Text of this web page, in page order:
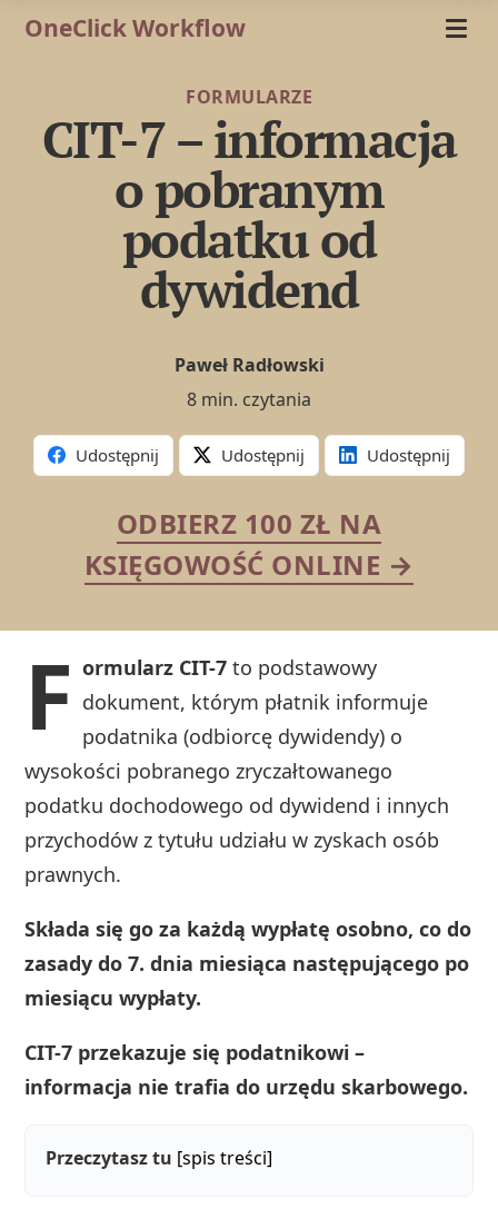
OneClick Workflow
FORMULARZE
CIT-7 – informacja
o pobranym
podatku od
dywidend
Paweł Radłowski
8 min. czytania
Udostępnij Udostępnij Udostępnij
ODBIERZ 100 ZŁ NA
KSIĘGOWOŚĆ ONLINE →
F ormularz CIT-7 to podstawowy
dokument, którym płatnik informuje
podatnika (odbiorcę dywidendy) o
wysokości pobranego zryczałtowanego
podatku dochodowego od dywidend i innych
przychodów z tytułu udziału w zyskach osób
prawnych.
Składa się go za każdą wypłatę osobno, co do
zasady do 7. dnia miesiąca następującego po
miesiącu wypłaty.
CIT-7 przekazuje się podatnikowi –
informacja nie trafia do urzędu skarbowego.
Przeczytasz tu [spis treści]